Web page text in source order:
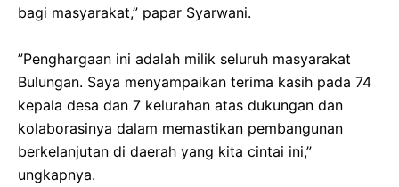
bagi masyarakat,” papar Syarwani.
‎”Penghargaan ini adalah milik seluruh masyarakat
Bulungan. Saya menyampaikan terima kasih pada 74
kepala desa dan 7 kelurahan atas dukungan dan
kolaborasinya dalam memastikan pembangunan
berkelanjutan di daerah yang kita cintai ini,”
ungkapnya.